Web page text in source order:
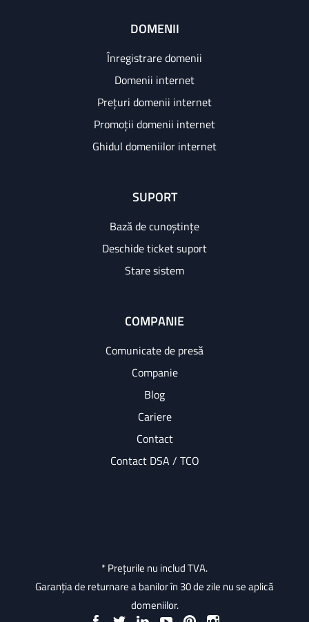
DOMENII
Înregistrare domenii
Domenii internet
Prețuri domenii internet
Promoții domenii internet
Ghidul domeniilor internet
SUPORT
Bază de cunoștințe
Deschide ticket suport
Stare sistem
COMPANIE
Comunicate de presă
Companie
Blog
Cariere
Contact
Contact DSA / TCO
* Prețurile nu includ TVA.
Garanția de returnare a banilor în 30 de zile nu se aplică
domeniilor.